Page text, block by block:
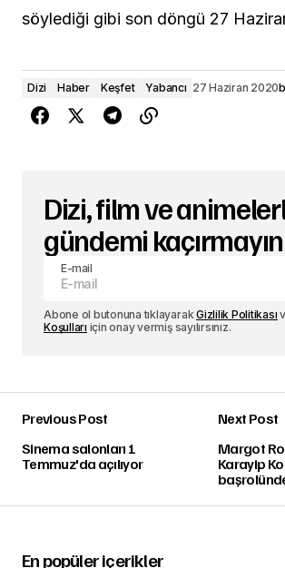
söylediği gibi son döngü 27
Dizi Haber Keşfet Yabancı 27 Haziran 2020
Dizi, film ve
gündemi kaçırmayın
E-mail
Abone ol butonuna tıklayarakGizlilik Politikası
Koşulları için onay vermiş sayılırsınız.
Previous Post
Sinema salonları 1
Temmuz'da açılıyor
Next Post
Margot
Karayip
En popüler içerikler